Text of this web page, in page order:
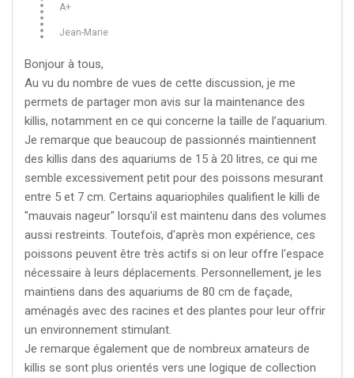
A+
Jean-Marie
Bonjour à tous,
Au vu du nombre de vues de cette discussion, je me
permets de partager mon avis sur la maintenance des
killis, notamment en ce qui concerne la taille de l’aquarium.
Je remarque que beaucoup de passionnés maintiennent
des killis dans des aquariums de 15 à 20 litres, ce qui me
semble excessivement petit pour des poissons mesurant
entre 5 et 7 cm. Certains aquariophiles qualifient le killi de
"mauvais nageur" lorsqu'il est maintenu dans des volumes
aussi restreints. Toutefois, d'après mon expérience, ces
poissons peuvent être très actifs si on leur offre l'espace
nécessaire à leurs déplacements. Personnellement, je les
maintiens dans des aquariums de 80 cm de façade,
aménagés avec des racines et des plantes pour leur offrir
un environnement stimulant.
Je remarque également que de nombreux amateurs de
killis se sont plus orientés vers une logique de collection